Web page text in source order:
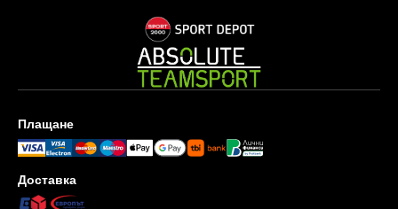
Плащане
Доставка